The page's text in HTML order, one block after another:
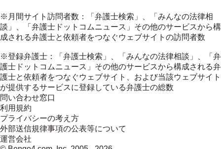
※月間サイト訪問者数：「弁護士検索」、「みんなの法律相
談」、「弁護士ドットコムニュース」その他のサービスから構
成される弁護士と依頼者をつなぐウェブサイトの訪問者数
※登録弁護士：「弁護士検索」、「みんなの法律相談」、「弁
護士ドットコムニュース」その他のサービスから構成される弁
護士と依頼者をつなぐウェブサイト、および当該ウェブサイト
が提供するサービスに登録している弁護士の総数
問い合わせ窓口
利用規約
プライバシーの考え方
外部送信規律事項の公表等について
運営会社